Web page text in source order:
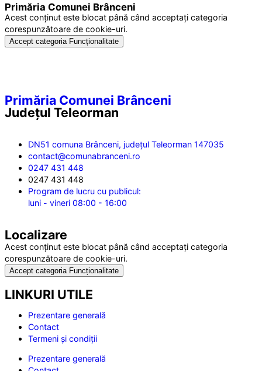
Primăria Comunei Brânceni
Acest conținut este blocat până când acceptați categoria
corespunzătoare de cookie-uri.
Accept categoria Funcționalitate
Primăria Comunei Brânceni
Județul Teleorman
DN51 comuna Brânceni, județul Teleorman 147035
contact@comunabranceni.ro
0247 431 448
0247 431 448
Program de lucru cu publicul:
luni - vineri 08:00 - 16:00
Localizare
Acest conținut este blocat până când acceptați categoria
corespunzătoare de cookie-uri.
Accept categoria Funcționalitate
LINKURI UTILE
Prezentare generală
Contact
Termeni și condiții
Prezentare generală